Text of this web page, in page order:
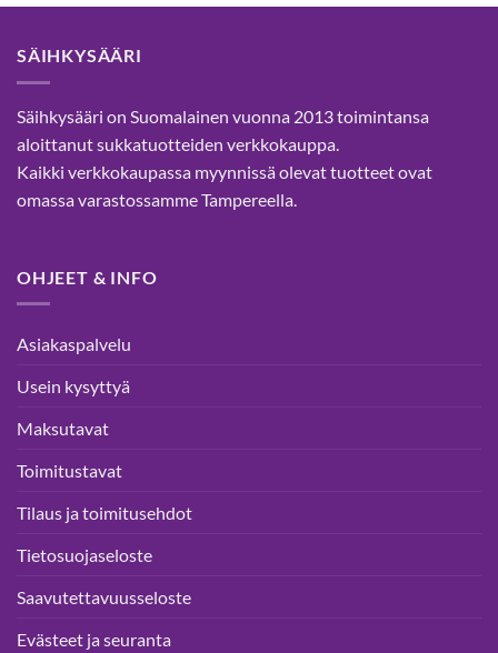
useampi
Voit
tuotteen
sivulla.
useampi
tuotteen
SÄIHKYSÄÄRI
Säihkysääri on Suomalainen vuonna 2013 toimintansa
aloittanut sukkatuotteiden verkkokauppa.
Kaikki verkkokaupassa myynnissä olevat tuotteet ovat
omassa varastossamme Tampereella.
OHJEET & INFO
Asiakaspalvelu
Usein kysyttyä
Maksutavat
Toimitustavat
Tilaus ja toimitusehdot
Tietosuojaseloste
Saavutettavuusseloste
Evästeet ja seuranta